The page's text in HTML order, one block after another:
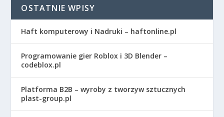
OSTATNIE WPISY
Haft komputerowy i Nadruki – haftonline.pl
Programowanie gier Roblox i 3D Blender –
codeblox.pl
Platforma B2B – wyroby z tworzyw sztucznych
plast-group.pl